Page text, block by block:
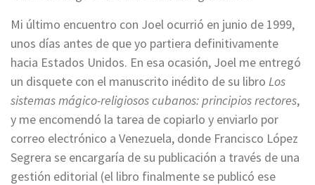
Mi último encuentro con Joel ocurrió en junio de 1999,
unos días antes de que yo partiera definitivamente
hacia Estados Unidos. En esa ocasión, Joel me entregó
un disquete con el manuscrito inédito de su libro Los
sistemas mágico-religiosos cubanos: principios rectores,
y me encomendó la tarea de copiarlo y enviarlo por
correo electrónico a Venezuela, donde Francisco López
Segrera se encargaría de su publicación a través de una
gestión editorial (el libro finalmente se publicó ese